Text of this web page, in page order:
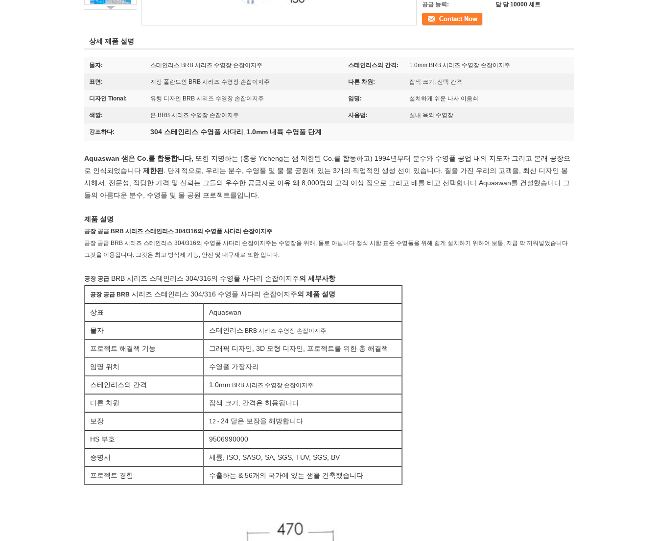
공급 능력:
달 당 10000 세트
접촉
상세 제품 설명
물자: 스테인리스 BRB 시리즈 수영장 손잡이지주 스테인리스의 간격: 1.0mm BRB 시리즈 수영장 손잡이지주
표면: 지상 폴란드인 BRB 시리즈 수영장 손잡이지주 다른 차원: 잡색 크기, 선택 간격
디자인 Tional: 유행 디자인 BRB 시리즈 수영장 손잡이지주 임명: 설치하게 쉬운 나사 이음쇠
색깔: 은 BRB 시리즈 수영장 손잡이지주 사용법: 실내 옥외 수영장
강조하다: 304 스테인리스 수영풀 사다리 , 1.0mm 내륙 수영풀 단계
Aquaswan 샘은 Co.를 합동합니다, 또한 지명하는 (홍콩 Yicheng는 샘 제한된 Co.를 합동하고) 1994년부터 분수와 수영풀 공업 내의 지도자 그리고 본래 공장으
로 인식되었습니다 제한된
. 단계적으로, 우리는 분수, 수영풀 및 물 물 공원에 있는 3개의 직업적인 생성 선이 있습니다. 질을 가진 우리의 고객을, 최신 디자인 봉
사해서, 전문성, 적당한 가격 및 신뢰는 그들의 우수한 공급자로 이유 왜 8,000명의 고객 이상 집으로 그리고 배를 타고 선택합니다 Aquaswan를 건설했습니다 그
들의 아름다운 분수, 수영풀 및 물 공원 프로젝트를입니다.
제품 설명
공장 공급 BRB 시리즈 스테인리스 304/316의 수영풀 사다리 손잡이지주
공장 공급 BRB 시리즈 스테인리스 304/316의 수영풀 사다리 손잡이지주는 수영장을 위해, 물로 아닙니다 정식 시합 표준 수영풀을 위해 쉽게 설치하기 위하여 보통, 지금 막 끼워넣었습니다
그것을 이용됩니다. 그것은 최고 방식제 기능, 안전 및 내구재로 또한 입니다.
공장 공급 BRB 시리즈 스테인리스 304/316의 수영풀 사다리 손잡이지주의 세부사항
공장 공급 BRB 시리즈 스테인리스 304/316 수영풀 사다리 손잡이지주의 제품 설명
상표 Aquaswan
물자 스테인리스 BRB 시리즈 수영장 손잡이지주
프로젝트 해결책 기능 그래픽 디자인, 3D 모형 디자인, 프로젝트를 위한 총 해결책
임명 위치 수영풀 가장자리
스테인리스의 간격 1.0mm BRB 시리즈 수영장 손잡이지주
다른 차원 잡색 크기, 간격은 허용됩니다
보장 12 - 24 달은 보장을 해방합니다
HS 부호 9506990000
증명서 세륨, ISO, SASO, SA, SGS, TUV, SGS, BV
프로젝트 경험 수출하는 & 56개의 국가에 있는 샘을 건축했습니다